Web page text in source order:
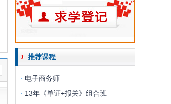
推荐课程
电子商务师
13年《单证+报关》组合班